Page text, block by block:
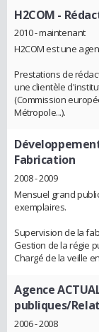
H2COM -
2010 - maintenant
H2COM est une
Prestations de
une clientèle
(Commission
Métropole...).
Fabrication
2008 - 2009
Mensuel grand
exemplaires.
Supervision de la
Gestion de la régie
Chargé de la veille
Agence
publiques/
2006 - 2008